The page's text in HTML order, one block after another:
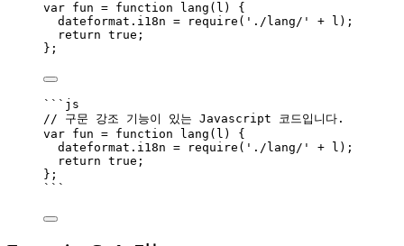
var fun = function lang ( l )
{
dateformat . i18n = require ( ' ./lang/ ' + l ) ;
return true ;
} ;
```js
// 구문 강조 기능이 있는 Javascript 코드입니다.
var fun = function lang ( l )
{
dateformat . i18n = require ( ' ./lang/ ' + l ) ;
return true ;
} ;
```